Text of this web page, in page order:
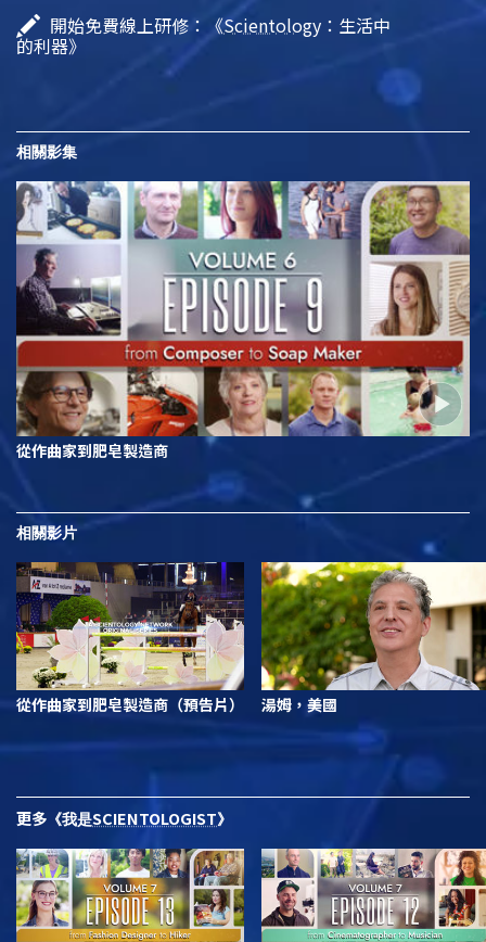
開始免費線上研修：《Scientology ：生活中
的利器》
相關影集
從作曲家到肥皂製造商
相關影片
從作曲家到肥皂製造商（預告片） 湯姆，美國
更多 《我是SCIENTOLOGIST》